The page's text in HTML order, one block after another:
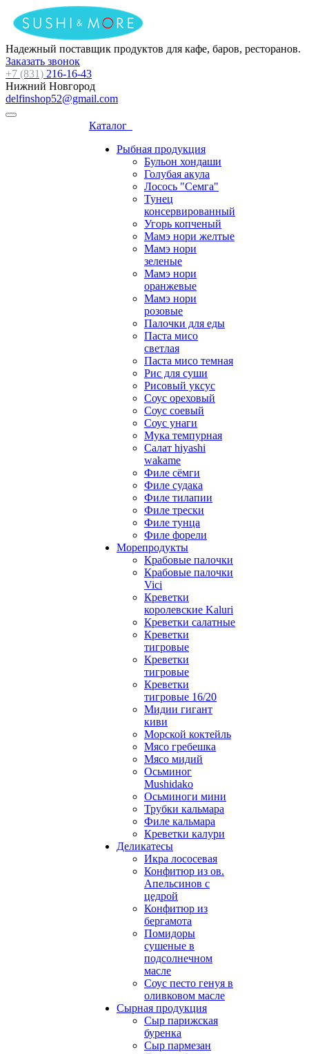
Надежный поставщик продуктов для кафе, баров, ресторанов.
Заказать звонок
+7 (831) 216-16-43
Нижний Новгород
delfinshop52@gmail.com
Каталог
Рыбная продукция
Бульон хондаши
Голубая акула
Лосось "Семга"
Тунец
консервированный
Угорь копченый
Мамэ нори желтые
Мамэ нори
зеленые
Мамэ нори
оранжевые
Мамэ нори
розовые
Палочки для еды
Паста мисо
светлая
Паста мисо темная
Рис для суши
Рисовый уксус
Соус ореховый
Соус соевый
Соус унаги
Мука темпурная
Салат hiyashi
wakame
Филе сёмги
Филе судака
Филе тилапии
Филе трески
Филе тунца
Филе форели
Морепродукты
Крабовые палочки
Крабовые палочки
Vici
Креветки
королевские Kaluri
Креветки салатные
Креветки
тигровые
Креветки
тигровые
Креветки
тигровые 16/20
Мидии гигант
киви
Морской коктейль
Мясо гребешка
Мясо мидий
Осьминог
Mushidako
Осьминоги мини
Трубки кальмара
Филе кальмара
Креветки калури
Деликатесы
Икра лососевая
Конфитюр из ов.
Апельсинов с
цедрой
Конфитюр из
бергамота
Помидоры
сушеные в
подсолнечном
масле
Соус песто генуя в
оливковом масле
Сырная продукция
Сыр парижская
буренка
Сыр пармезан